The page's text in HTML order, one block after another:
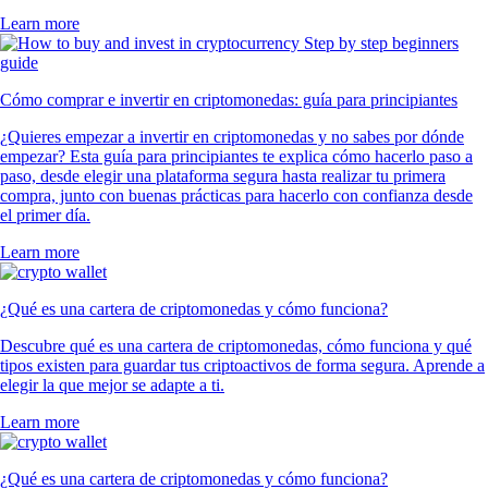
Learn more
Cómo comprar e invertir en criptomonedas: guía para principiantes
¿Quieres empezar a invertir en criptomonedas y no sabes por dónde
empezar? Esta guía para principiantes te explica cómo hacerlo paso a
paso, desde elegir una plataforma segura hasta realizar tu primera
compra, junto con buenas prácticas para hacerlo con confianza desde
el primer día.
Learn more
¿Qué es una cartera de criptomonedas y cómo funciona?
Descubre qué es una cartera de criptomonedas, cómo funciona y qué
tipos existen para guardar tus criptoactivos de forma segura. Aprende a
elegir la que mejor se adapte a ti.
Learn more
¿Qué es una cartera de criptomonedas y cómo funciona?